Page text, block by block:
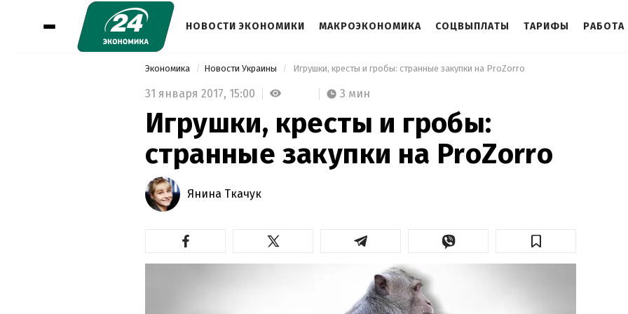
НОВОСТИ ЭКОНОМИКИ МАКРОЭКОНОМИКА СОЦВЫПЛАТЫ ТАРИФЫ РАБОТА
Экономика Новости Украины Игрушки, кресты и гробы: странные закупки на ProZorro
31 января 2017, 15:00 3 мин
Игрушки, кресты и гробы:
странные закупки на ProZorro
Янина Ткачук